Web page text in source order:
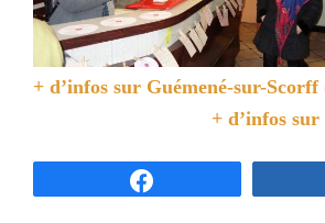
+ d’infos sur Guémené-sur-Scorff
+ d’infos